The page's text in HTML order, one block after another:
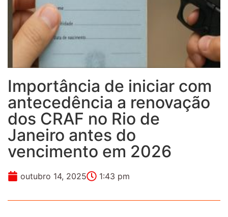
Importância de iniciar com
antecedência a renovação
dos CRAF no Rio de
Janeiro antes do
vencimento em 2026
outubro 14, 2025 1:43 pm